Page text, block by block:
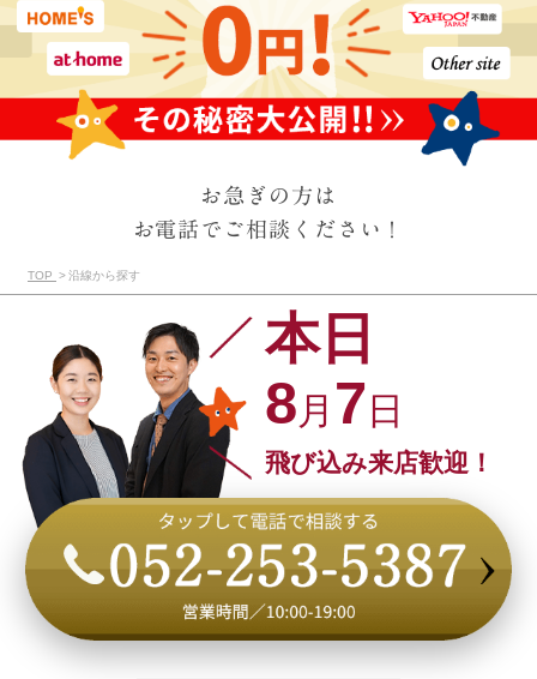
お急ぎの方は
お電話でご相談ください！
TOP 沿線から探す
本日
8月 7 日
飛び込み来店歓迎！